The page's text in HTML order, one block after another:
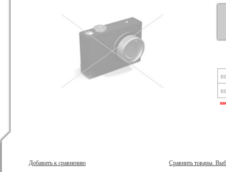
Добавить к сравнению Сравнить товары.